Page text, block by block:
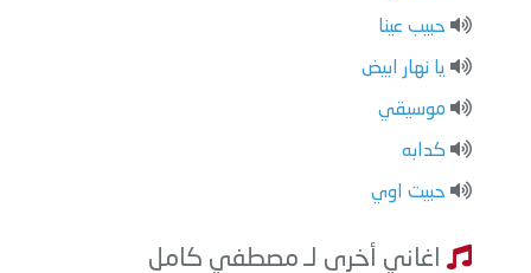
حبيب عينا
يا نهار ابيض
موسيقي
كدابه
حبيت اوي
اغاني أخرى لـ مصطفي كامل